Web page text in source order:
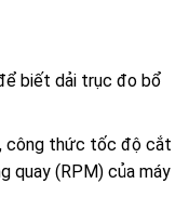
biết dải trục đo bổ
công thức tốc độ cắt
quay (RPM) của máy